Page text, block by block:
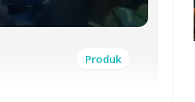
Produk